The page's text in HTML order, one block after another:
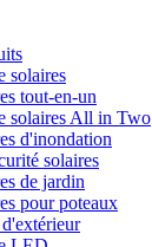
solaires
tout-en-un
solaires All in Two
d'inondation
solaires
de jardin
pour poteaux